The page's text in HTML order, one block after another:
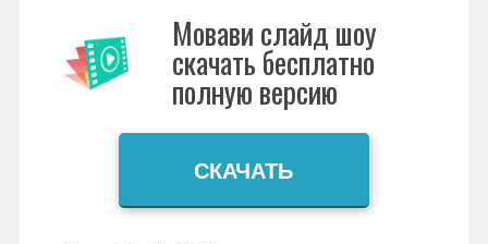
Мовави слайд шоу
скачать бесплатно
полную версию
СКАЧАТЬ